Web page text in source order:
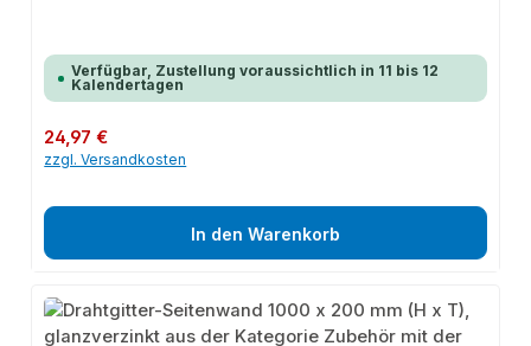
Verfügbar, Zustellung voraussichtlich in 11 bis 12
Kalendertagen
Regulärer Preis:
24,97 €
zzgl. Versandkosten
In den Warenkorb